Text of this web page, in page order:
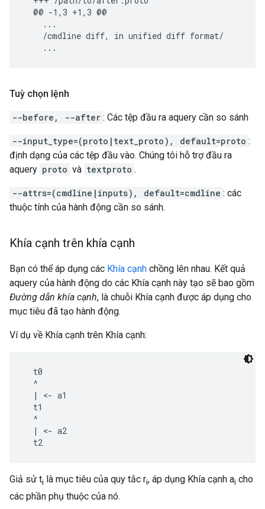
  @@ -1,3 +1,3 @@
    ...
    /cmdline diff, in unified diff format/
Tuỳ chọn lệnh
--before, --after : Các tệp đầu ra aquery cần so sánh
--input_type=(proto|text_proto), default=proto :
định dạng của các tệp đầu vào. Chúng tôi hỗ trợ đầu ra
aquery proto và textproto .
--attrs=(cmdline|inputs), default=cmdline : các
thuộc tính của hành động cần so sánh.
Khía cạnh trên khía cạnh
Bạn có thể áp dụng các Khía cạnh chồng lên nhau. Kết quả
aquery của hành động do các Khía cạnh này tạo sẽ bao gồm
Đường dẫn khía cạnh, là chuỗi Khía cạnh được áp dụng cho
mục tiêu đã tạo hành động.
Ví dụ về Khía cạnh trên Khía cạnh:
  t0
  ^
  | <- a1
  t1
  ^
  | <- a2
Giả sử ti là mục tiêu của quy tắc ri, áp dụng Khía cạnh ai cho
các phần phụ thuộc của nó.